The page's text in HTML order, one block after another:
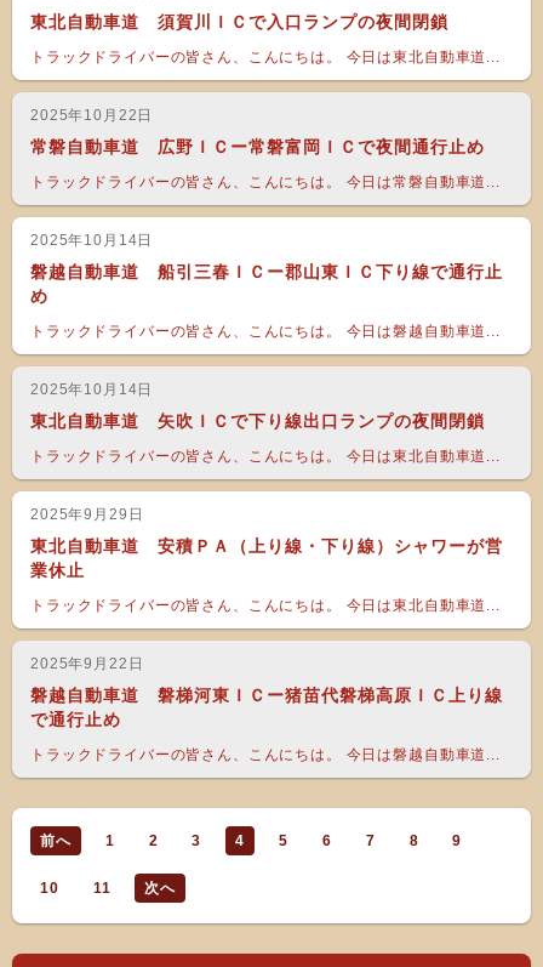
東北自動車道 須賀川ＩＣで入口ランプの夜間閉鎖
トラックドライバーの皆さん、こんにちは。 今日は東北自動車道...
2025年10月22日
常磐自動車道 広野ＩＣー常磐富岡ＩＣで夜間通行止め
トラックドライバーの皆さん、こんにちは。 今日は常磐自動車道...
2025年10月14日
磐越自動車道 船引三春ＩＣー郡山東ＩＣ下り線で通行止
め
トラックドライバーの皆さん、こんにちは。 今日は磐越自動車道...
2025年10月14日
東北自動車道 矢吹ＩＣで下り線出口ランプの夜間閉鎖
トラックドライバーの皆さん、こんにちは。 今日は東北自動車道...
2025年9月29日
東北自動車道 安積ＰＡ（上り線・下り線）シャワーが営
業休止
トラックドライバーの皆さん、こんにちは。 今日は東北自動車道...
2025年9月22日
磐越自動車道 磐梯河東ＩＣー猪苗代磐梯高原ＩＣ上り線
で通行止め
トラックドライバーの皆さん、こんにちは。 今日は磐越自動車道...
前へ 1 2 3 4 5 6 7 8 9
10 11 次へ